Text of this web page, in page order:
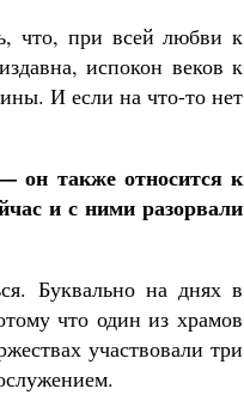
что, при всей любви к
испокон веков к
И если на что-то нет
он также относится к
и с ними разорвали
Буквально на днях в
что один из храмов
участвовали три